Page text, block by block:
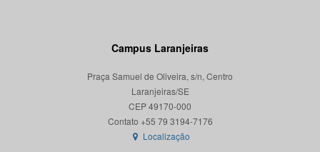
Campus Laranjeiras
Praça Samuel de Oliveira, s/n, Centro
Laranjeiras/SE
CEP 49170-000
Localização